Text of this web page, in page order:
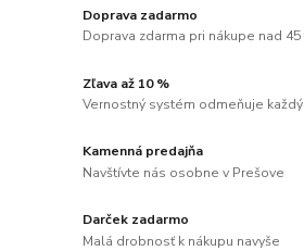
Doprava zadarmo
Doprava zdarma pri nákupe nad 45
Zľava až 10 %
Vernostný systém odmeňuje
Kamenná predajňa
Navštívte nás osobne v Prešove
Darček zadarmo
Malá drobnosť k nákupu navyše